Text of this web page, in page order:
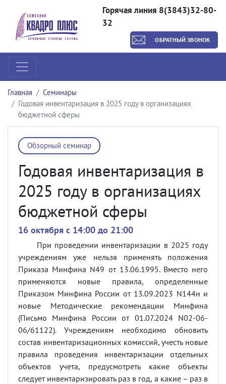
Горячая линия 8(3843)32-80-
32
ОБРАТНЫЙ ЗВОНОК
Главная
Семинары
Годовая инвентаризация в 2025 году в организациях
бюджетной сферы
Обзорный семинар
Годовая инвентаризация в
2025 году в организациях
бюджетной сферы
16 октября c 14:00 до 21:00
При проведении инвентаризации в 2025 году
учреждениям уже нельзя применять положения
Приказа Минфина N49 от 13.06.1995. Вместо него
применяются новые правила, определенные
Приказом Минфина России от 13.09.2023 N144н и
новые Методические рекомендации Минфина
(Письмо Минфина России от 01.07.2024 N02-06-
06/61122). Учреждениям необходимо обновить
состав инвентаризационных комиссий, учесть новые
правила проведения инвентаризации отдельных
объектов учета, предусмотреть какие объекты
следует инвентаризировать раз в год, а какие – раз в